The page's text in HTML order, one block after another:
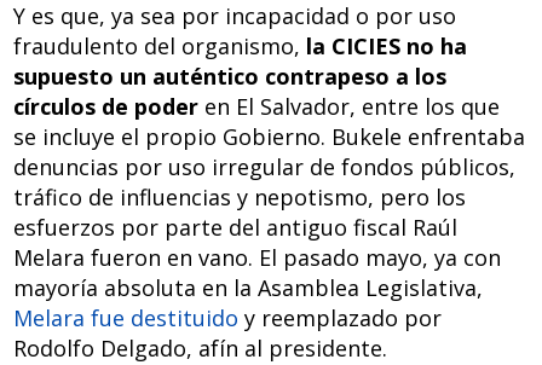
Y es que, ya sea por incapacidad o por uso
fraudulento del organismo, la CICIES no ha
supuesto un auténtico contrapeso a los
círculos de poder en El Salvador, entre los que
se incluye el propio Gobierno. Bukele enfrentaba
denuncias por uso irregular de fondos públicos,
tráfico de influencias y nepotismo, pero los
esfuerzos por parte del antiguo fiscal Raúl
Melara fueron en vano. El pasado mayo, ya con
mayoría absoluta en la Asamblea Legislativa,
Melara fue destituido y reemplazado por
Rodolfo Delgado, afín al presidente.